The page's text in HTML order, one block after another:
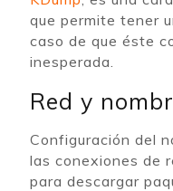
que permite tener
caso de que éste
inesperada.
Red y
Configuración del
las conexiones de
para descargar